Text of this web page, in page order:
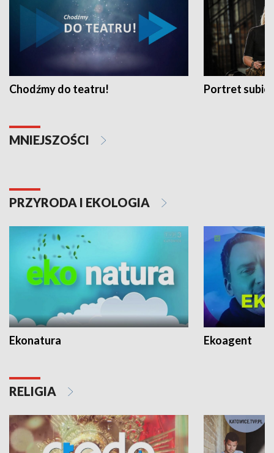
Chodźmy do teatru! Portret
MNIEJSZOŚCI
PRZYRODA I EKOLOGIA
Ekonatura Ekoagent
RELIGIA